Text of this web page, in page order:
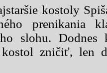
kostoly
prenikania
slohu.
zničiť, len